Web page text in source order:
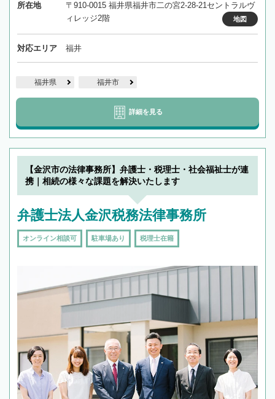
所在地
〒910-0015 福井県福井市二の宮2-28-21セントラルヴ
ィレッジ2階
地図
対応エリア 福井
福井県 福井市
詳細を見る
【金沢市の法律事務所】弁護士・税理士・社会福祉士が連
携｜相続の様々な課題を解決いたします
弁護士法人金沢税務法律事務所
オンライン相談可 駐車場あり 税理士在籍